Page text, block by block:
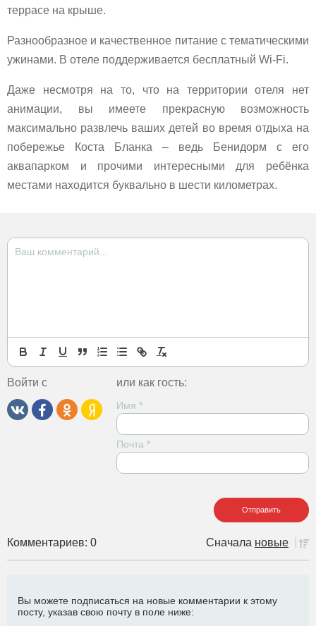
террасе на крыше.
Разнообразное и качественное питание с тематическими
ужинами. В отеле поддерживается бесплатный Wi-Fi.
Даже несмотря на то, что на территории отеля нет
анимации, вы имеете прекрасную возможность
максимально развлечь ваших детей во время отдыха на
побережье Коста Бланка – ведь Бенидорм с его
аквапарком и прочими интересными для ребёнка
местами находится буквально в шести километрах.
Войти с или как гость:
Имя *
Почта *
Комментариев: 0 Сначала новые
Вы можете подписаться на новые комментарии к этому
посту, указав свою почту в поле ниже: